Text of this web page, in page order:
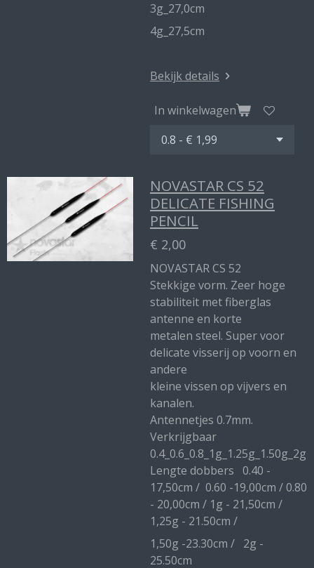
3g_27,0cm
4g_27,5cm
Bekijk details
In winkelwagen
NOVASTAR CS 52
DELICATE FISHING
PENCIL
€ 2,00
NOVASTAR CS 52
Stekkige vorm. Zeer hoge
stabiliteit met fiberglas
antenne en korte
metalen steel. Super voor
delicate visserij op voorn en
andere
kleine vissen op vijvers en
kanalen.
Antennetjes 0.7mm.
Verkrijgbaar
0.4_0.6_0.8_1g_1.25g_1.50g_2g
Lengte dobbers 0.40 -
17,50cm / 0.60 -19,00cm / 0.80
- 20,00cm / 1g - 21,50cm /
1,25g - 21.50cm /
1,50g -23.30cm / 2g -
25.50cm